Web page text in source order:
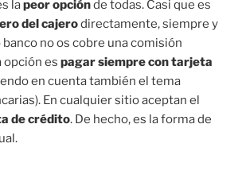
lapeor opciónde todas. Casi que es
del cajerodirectamente, siempre y
no os cobre una comisión
opción es pagar siempre con tarjeta
en cuenta también el tema
En cualquier sitio aceptan el
de crédito. De hecho, es la forma de